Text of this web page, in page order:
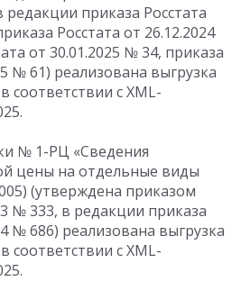
приказа Росстата
Росстата от 26.12.2024
от 30.01.2025 № 34, приказа
№ 61) реализована выгрузка
соответствии с XML-
№ 1-РЦ «Сведения
цены на отдельные виды
(утверждена приказом
№ 333, в редакции приказа
№ 686) реализована выгрузка
соответствии с XML-
.